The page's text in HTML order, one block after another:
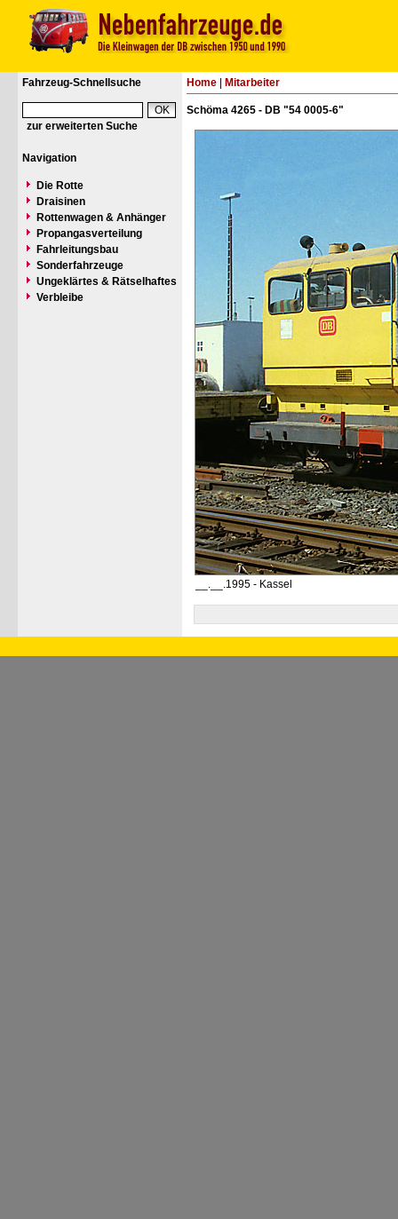
Fahrzeug-Schnellsuche
zur erweiterten Suche
Navigation
Die Rotte
Draisinen
Rottenwagen & Anhänger
Propangasverteilung
Fahrleitungsbau
Sonderfahrzeuge
Ungeklärtes & Rätselhaftes
Verbleibe
Home Mitarbeiter
Schöma 4265 - DB "54 0005-6"
__.__.1995 - Kassel